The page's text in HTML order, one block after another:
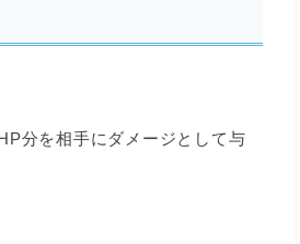
分を相手にダメージとして与